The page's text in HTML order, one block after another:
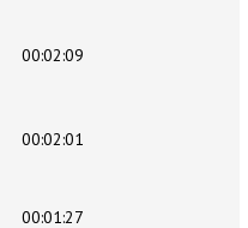
00:02:09
00:02:01
00:01:27